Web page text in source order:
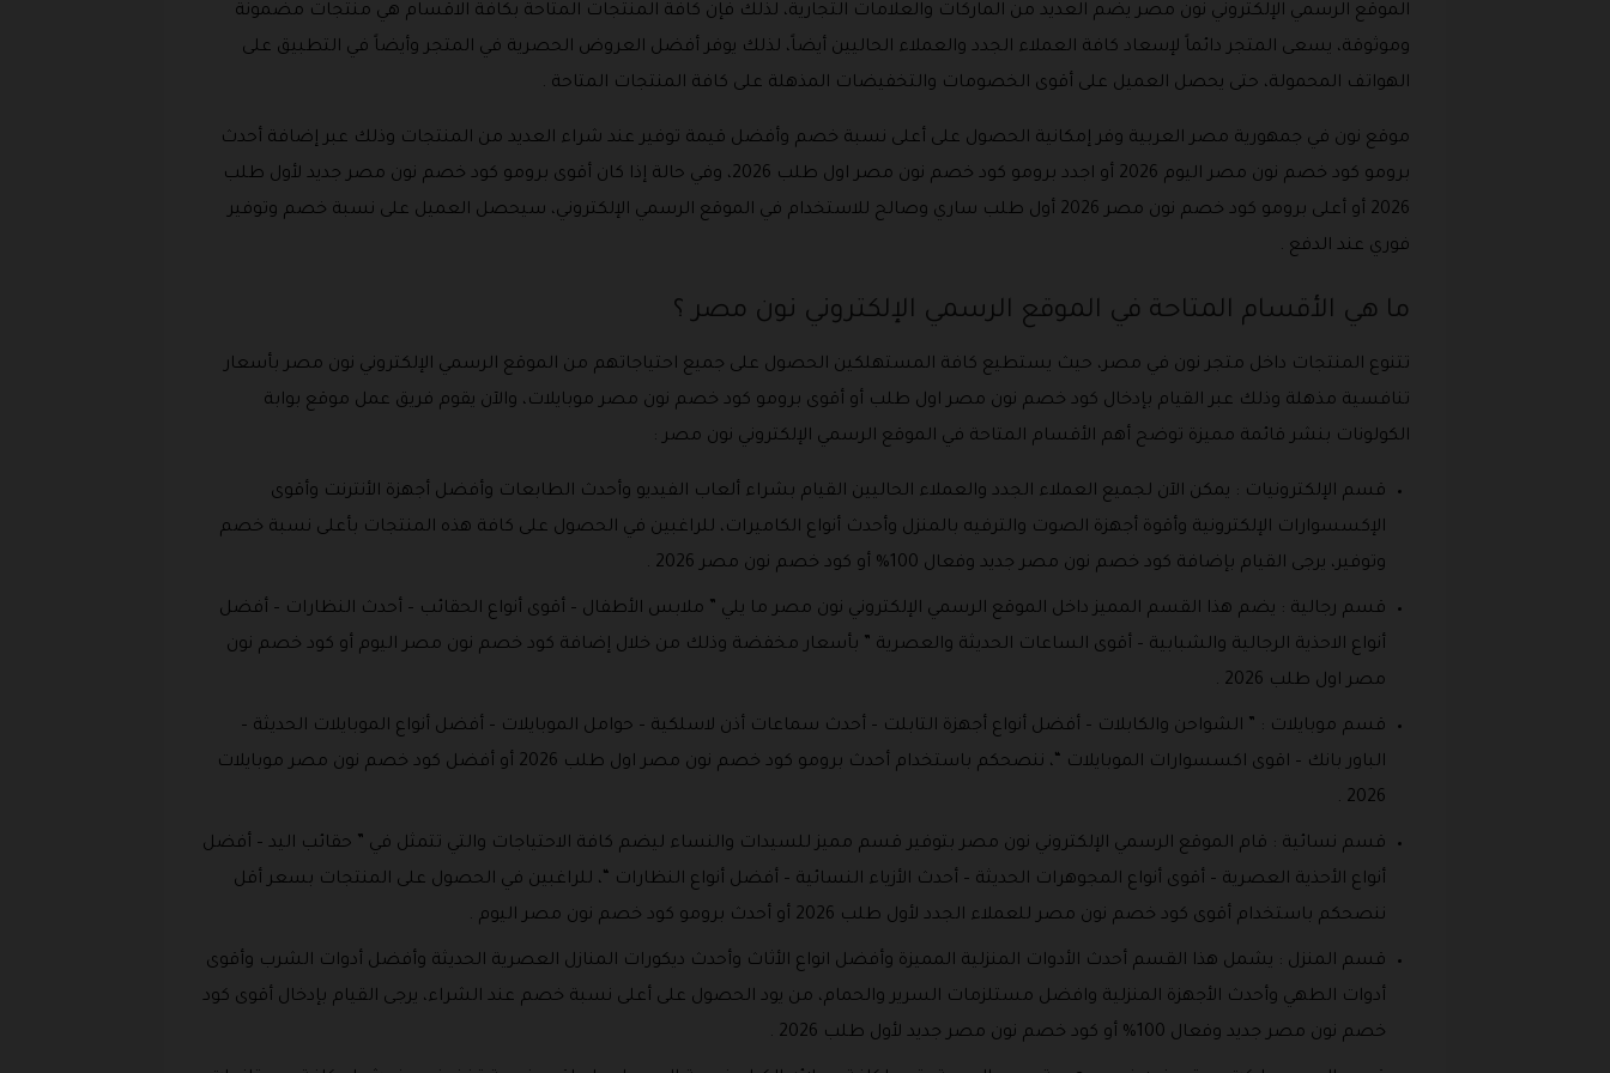
الموقع الرسمي الإلكتروني نون مصر يضم العديد من الماركات والعلامات التجارية، لذلك فإن كافة المنتجات المتاحة بكافة الاقسام هي منتجات مضمونة
وموثوقة، يسعى المتجر دائماً لإسعاد كافة العملاء الجدد والعملاء الحاليين أيضاً، لذلك يوفر أفضل العروض الحصرية في المتجر وأيضاً في التطبيق على
الهواتف المحمولة، حتى يحصل العميل على أقوى الخصومات والتخفيضات المذهلة على كافة المنتجات المتاحة .
موقع نون في جمهورية مصر العربية وفر إمكانية الحصول على أعلى نسبة خصم وأفضل قيمة توفير عند شراء العديد من المنتجات وذلك عبر إضافة أحدث
برومو كود خصم نون مصر اليوم 2026 أو اجدد برومو كود خصم نون مصر اول طلب 2026، وفي حالة إذا كان أقوى برومو كود خصم نون مصر جديد لأول طلب
2026 أو أعلى برومو كود خصم نون مصر 2026 أول طلب ساري وصالح للاستخدام في الموقع الرسمي الإلكتروني، سيحصل العميل على نسبة خصم وتوفير
فوري عند الدفع .
ما هي الأقسام المتاحة في الموقع الرسمي الإلكتروني نون مصر ؟
تتنوع المنتجات داخل متجر نون في مصر، حيث يستطيع كافة المستهلكين الحصول على جميع احتياجاتهم من الموقع الرسمي الإلكتروني نون مصر بأسعار
تنافسية مذهلة وذلك عبر القيام بإدخال كود خصم نون مصر اول طلب أو أقوى برومو كود خصم نون مصر موبايلات، والآن يقوم فريق عمل موقع بوابة
الكولونات بنشر قائمة مميزة توضح أهم الأقسام المتاحة في الموقع الرسمي الإلكتروني نون مصر :
قسم الإلكترونيات : يمكن الآن لجميع العملاء الجدد والعملاء الحاليين القيام بشراء ألعاب الفيديو وأحدث الطابعات وأفضل أجهزة الأنترنت وأقوى
الإكسسوارات الإلكترونية وأقوة أجهزة الصوت والترفيه بالمنزل وأحدث أنواع الكاميرات، للراغبين في الحصول على كافة هذه المنتجات بأعلى نسبة خصم
وتوفير، يرجى القيام بإضافة كود خصم نون مصر جديد وفعال 100% أو كود خصم نون مصر 2026 .
قسم رجالية : يضم هذا القسم المميز داخل الموقع الرسمي الإلكتروني نون مصر ما يلي ” ملابس الأطفال – أقوى أنواع الحقائب – أحدث النظارات – أفضل
أنواع الاحذية الرجالية والشبابية – أقوى الساعات الحديثة والعصرية ” بأسعار مخفضة وذلك من خلال إضافة كود خصم نون مصر اليوم أو كود خصم نون
مصر اول طلب 2026 .
قسم موبايلات : ” الشواحن والكابلات – أفضل أنواع أجهزة التابلت – أحدث سماعات أذن لاسلكية – حوامل الموبايلات – أفضل أنواع الموبايلات الحديثة –
الباور بانك – اقوى اكسسوارات الموبايلات “، ننصحكم باستخدام أحدث برومو كود خصم نون مصر اول طلب 2026 أو أفضل كود خصم نون مصر موبايلات
2026 .
قسم نسائية : قام الموقع الرسمي الإلكتروني نون مصر بتوفير قسم مميز للسيدات والنساء ليضم كافة الاحتياجات والتي تتمثل في ” حقائب اليد – أفضل
أنواع الأحذية العصرية – أقوى أنواع المجوهرات الحديثة – أحدث الأزياء النسائية – أفضل أنواع النظارات “، للراغبين في الحصول على المنتجات بسعر أقل
ننصحكم باستخدام أقوى كود خصم نون مصر للعملاء الجدد لأول طلب 2026 أو أحدث برومو كود خصم نون مصر اليوم .
قسم المنزل : يشمل هذا القسم أحدث الأدوات المنزلية المميزة وأفضل انواع الأثاث وأحدث ديكورات المنازل العصرية الحديثة وأفضل أدوات الشرب وأقوى
أدوات الطهي وأحدث الأجهزة المنزلية وافضل مستلزمات السرير والحمام، من يود الحصول على أعلى نسبة خصم عند الشراء، يرجى القيام بإدخال أقوى كود
خصم نون مصر جديد وفعال 100% أو كود خصم نون مصر جديد لأول طلب 2026 .